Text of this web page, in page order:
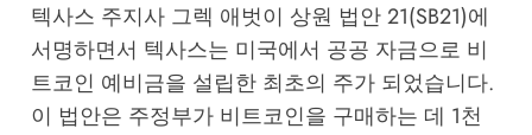
텍사스 주지사 그렉 애벗이 상원 법안 21(SB21)에
서명하면서 텍사스는 미국에서 공공 자금으로 비
트코인 예비금을 설립한 최초의 주가 되었습니다.
이 법안은 주정부가 비트코인을 구매하는 데 1천